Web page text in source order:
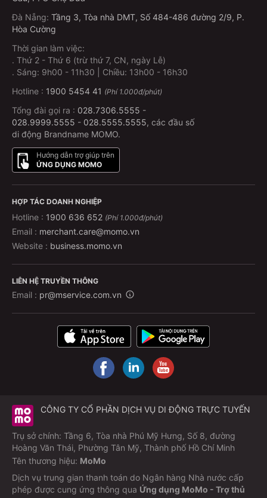
Đà Nẵng: Tầng 3, Tòa nhà DMT, Số 484-486 đường 2/9, P.
Hòa Cường
Thời gian làm việc:
. Thứ 2 - Thứ 6 (trừ thứ 7, CN, ngày Lễ)
. Sáng: 9h00 - 11h30 | Chiều: 13h00 - 16h30
Hotline : 1900 5454 41 (Phí 1.000đ/phút)
Tổng đài gọi ra : 028.7306.5555 -
028.9999.5555 - 028.5555.5555, các đầu số
di động Brandname MOMO.
Hướng dẫn trợ giúp trên
ỨNG DỤNG MOMO
HỢP TÁC DOANH NGHIỆP
Hotline : 1900 636 652 (Phí 1.000đ/phút)
Email : merchant.care@momo.vn
Website : business.momo.vn
LIÊN HỆ TRUYỀN THÔNG
Email : pr@mservice.com.vn
CÔNG TY CỔ PHẦN DỊCH VỤ DI ĐỘNG TRỰC TUYẾN
Trụ sở chính: Tầng 6, Tòa nhà Phú Mỹ Hưng, Số 8, đường
Hoàng Văn Thái, Phường Tân Mỹ, Thành phố Hồ Chí Minh
Tên thương hiệu: MoMo
Dịch vụ trung gian thanh toán do Ngân hàng Nhà nước cấp
phép được cung ứng thông qua Ứng dụng MoMo - Trợ thủ